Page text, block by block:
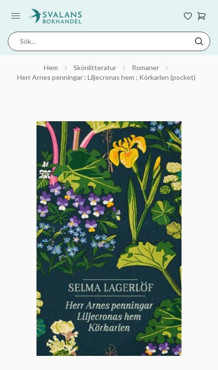
Hem Skönlitteratur
Romaner
Herr Arnes penningar ; Liljecronas hem ; Körkarlen (pocket)